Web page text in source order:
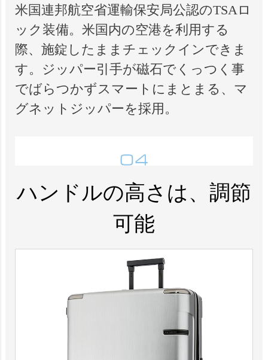
米国連邦航空省運輸保安局公認のTSAロ
ック装備。米国内の空港を利用する
際、施錠したままチェックインできま
す。ジッパー引手が磁石でくっつく事
でばらつかずスマートにまとまる、マ
グネットジッパーを採用。
ハンドルの高さは、調節
可能